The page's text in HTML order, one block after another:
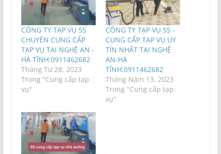
CÔNG TY TẠP VỤ 5S
CHUYÊN CUNG CẤP
TẠP VỤ TẠI NGHỆ AN -
HÀ TĨNH:0911462682
Tháng Tư 28, 2023
Trong "Cung cấp tạp
vụ"
CÔNG TY TẠP VỤ 5S -
CUNG CẤP TẠP VỤ UY
TÍN NHẤT TẠI NGHỆ
AN-HÀ
TĨNH:0911462682
Tháng Năm 13, 2023
Trong "Cung cấp tạp
vụ"